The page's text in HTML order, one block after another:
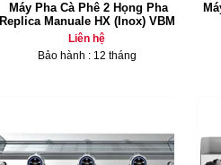
Máy Pha Cà Phê 2 Họng Pha
Replica Manuale HX (Inox) VBM
Liên hệ
Bảo hành : 12 tháng